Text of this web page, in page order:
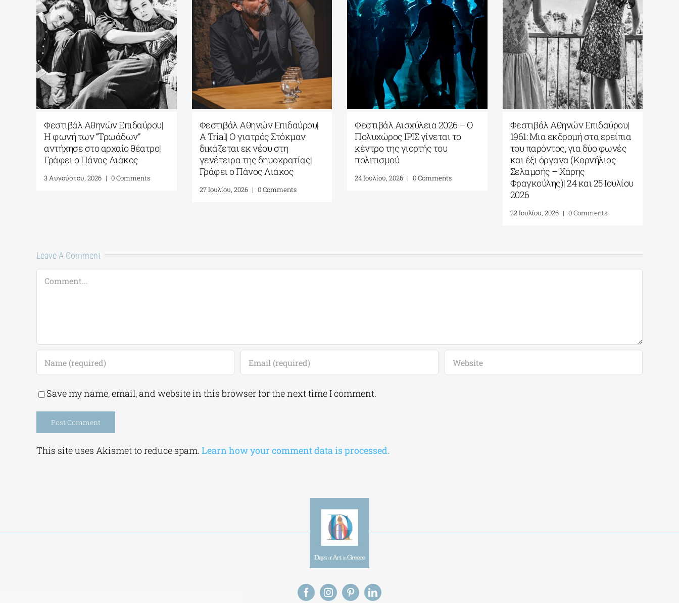
Επιδαύρου|
στα ερείπια
για δύο φωνές
(Κορνήλιος
24 και 25 Ιουλίου
Φεστιβάλ Αθηνών Επιδαύρου|
Η φωνή των “Τρωάδων”
αντήχησε στο αρχαίο θέατρο|
Γράφει ο Πάνος Λιάκος
3 Αυγούστου, 2026 0 Comments
Φεστιβάλ Αθηνών Επιδαύρου|
Α Trial| O γιατρός Στόκμαν
δικάζεται εκ νέου στη
γενέτειρα της δημοκρατίας|
Γράφει ο Πάνος Λιάκος
27 Ιουλίου, 2026
Φεστιβάλ Αισχύλεια 2026 – Ο
Πολυχώρος ΙΡΙΣ γίνεται το
κέντρο της γιορτής του
24 Ιουλίου, 2026 0 Comments
Φεστιβάλ Αθηνών
1961: Μια εκδρομή στα
του παρόντος, για δύο
και έξι όργανα
Σελαμσής – Χάρης
Φραγκούλης)| 24 και 25
22 Ιουλίου, 2026
Leave A Comment
Comment
Save my name, email, and website in this browser for the next time I comment.
This site uses Akismet to reduce spam. Learn how your comment data is processed.